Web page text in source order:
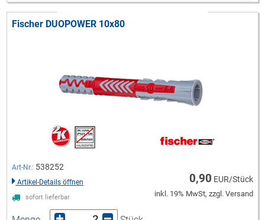
Fischer DUOPOWER 10x80
Art-Nr.: 538252
Artikel-Details öffnen
sofort lieferbar
0,90 EUR/Stück
inkl. 19% MwSt, zzgl. Versand